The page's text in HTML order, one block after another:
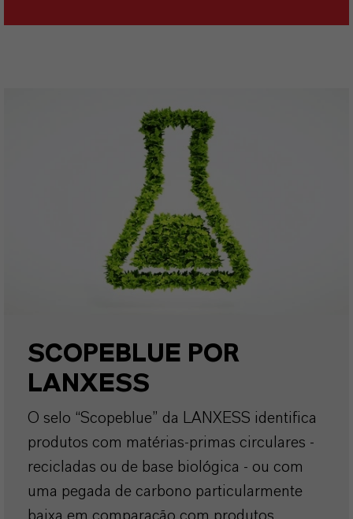
SCOPEBLUE POR
LANXESS
O selo “Scopeblue” da LANXESS identifica
produtos com matérias-primas circulares -
recicladas ou de base biológica - ou com
uma pegada de carbono particularmente
baixa em comparação com produtos